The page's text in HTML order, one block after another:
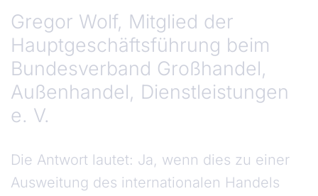
Gregor Wolf, Mitglied der
Hauptgeschäftsführung beim
Bundesverband Großhandel,
Außenhandel, Dienstleistungen
e. V.
Die Antwort lautet: Ja, wenn dies zu einer
Ausweitung des internationalen Handels